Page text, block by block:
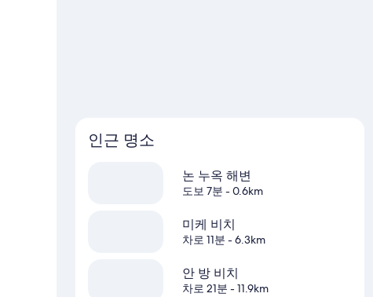
인근 명소
논 누옥 해변
도보 7분 - 0.6km
미케 비치
차로 11분 - 6.3km
안 방 비치
차로 21분 - 11.9km